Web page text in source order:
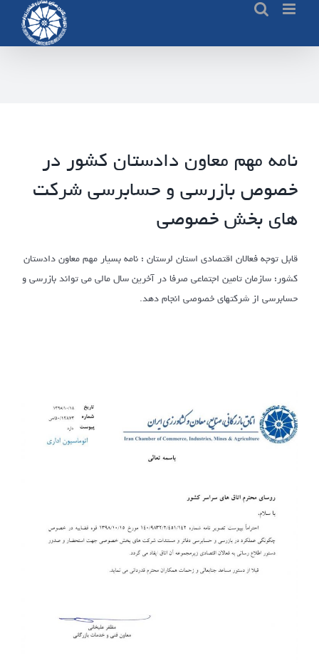
content
نامه مهم معاون دادستان کشور در
خصوص بازرسی و حسابرسی شرکت
های بخش خصوصی
قابل توجه فعالان اقتصادی استان لرستان ؛ نامه بسیار مهم معاون دادستان
کشور؛ سازمان تامین اجتماعی صرفا در آخرین سال مالی می تواند بازرسی و
حسابرسی از شرکتهای خصوصی انجام دهد.